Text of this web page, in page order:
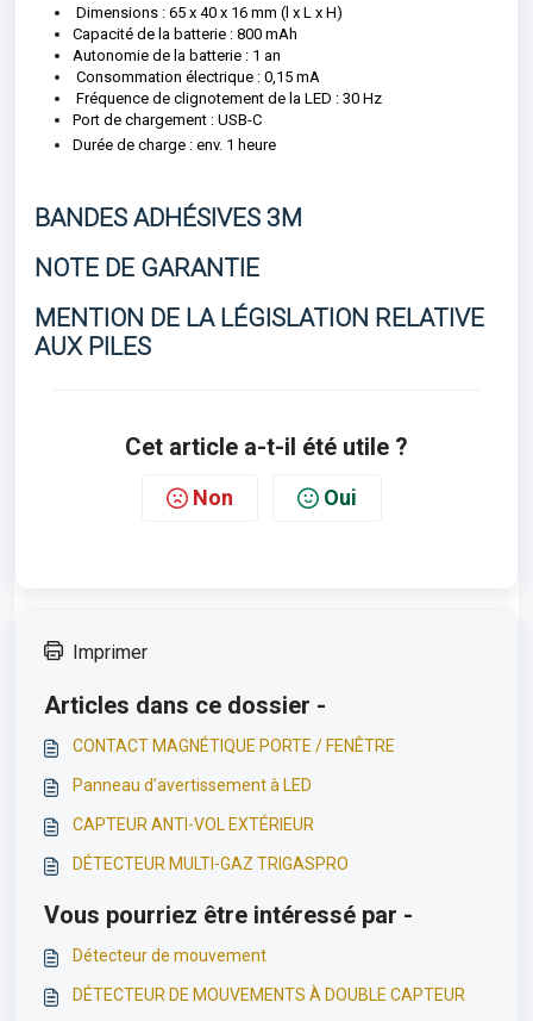
Dimensions : 65 x 40 x 16 mm (l x L x H)
Capacité de la batterie : 800 mAh
Autonomie de la batterie : 1 an
Consommation électrique : 0,15 mA
Fréquence de clignotement de la LED : 30 Hz
Port de chargement : USB-C
Durée de charge : env. 1 heure
BANDES ADHÉSIVES 3M
NOTE DE GARANTIE
MENTION DE LA LÉGISLATION RELATIVE
AUX PILES
Cet article a-t-il été utile ?
Non Oui
Imprimer
Articles dans ce dossier -
CONTACT MAGNÉTIQUE PORTE / FENÊTRE
Panneau d’avertissement à LED
CAPTEUR ANTI-VOL EXTÉRIEUR
DÉTECTEUR MULTI-GAZ TRIGASPRO
Vous pourriez être intéressé par -
Détecteur de mouvement
DÉTECTEUR DE MOUVEMENTS À DOUBLE CAPTEUR